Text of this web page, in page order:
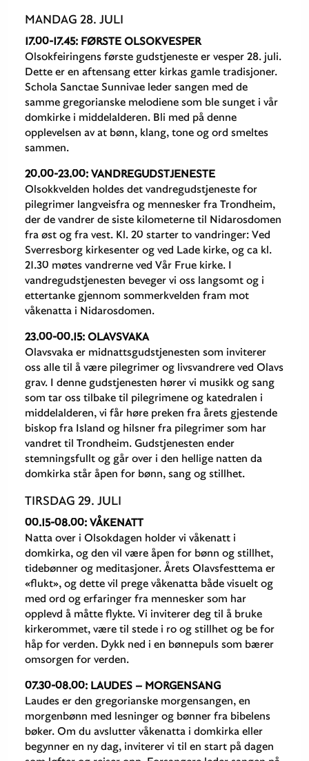
MANDAG 28. JULI
17.00-17.45: FØRSTE OLSOKVESPER
Olsokfeiringens første gudstjeneste er vesper 28. juli.
Dette er en aftensang etter kirkas gamle tradisjoner.
Schola Sanctae Sunnivae leder sangen med de
samme gregorianske melodiene som ble sunget i vår
domkirke i middelalderen. Bli med på denne
opplevelsen av at bønn, klang, tone og ord smeltes
sammen.
20.00-23.00: VANDREGUDSTJENESTE
Olsokkvelden holdes det vandregudstjeneste for
pilegrimer langveisfra og mennesker fra Trondheim,
der de vandrer de siste kilometerne til Nidarosdomen
fra øst og fra vest. Kl. 20 starter to vandringer: Ved
Sverresborg kirkesenter og ved Lade kirke, og ca kl.
21.30 møtes vandrerne ved Vår Frue kirke. I
vandregudstjenesten beveger vi oss langsomt og i
ettertanke gjennom sommerkvelden fram mot
våkenatta i Nidarosdomen.
23.00-00.15: OLAVSVAKA
Olavsvaka er midnattsgudstjenesten som inviterer
oss alle til å være pilegrimer og livsvandrere ved Olavs
grav. I denne gudstjenesten hører vi musikk og sang
som tar oss tilbake til pilegrimene og katedralen i
middelalderen, vi får høre preken fra årets gjestende
biskop fra Island og hilsner fra pilegrimer som har
vandret til Trondheim. Gudstjenesten ender
stemningsfullt og går over i den hellige natten da
domkirka står åpen for bønn, sang og stillhet.
TIRSDAG 29. JULI
00.15-08.00: VÅKENATT
Natta over i Olsokdagen holder vi våkenatt i
domkirka, og den vil være åpen for bønn og stillhet,
tidebønner og meditasjoner. Årets Olavsfesttema er
«flukt», og dette vil prege våkenatta både visuelt og
med ord og erfaringer fra mennesker som har
opplevd å måtte flykte. Vi inviterer deg til å bruke
kirkerommet, være til stede i ro og stillhet og be for
håp for verden. Dykk ned i en bønnepuls som bærer
omsorgen for verden.
07.30-08.00: LAUDES – MORGENSANG
Laudes er den gregorianske morgensangen, en
morgenbønn med lesninger og bønner fra bibelens
bøker. Om du avslutter våkenatta i domkirka eller
begynner en ny dag, inviterer vi til en start på dagen